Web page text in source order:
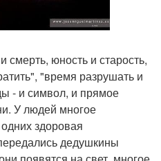
смерть, юность и старость,
"время разрушать и
- и символ, и прямое
У людей многое
здоровая
дедушкины